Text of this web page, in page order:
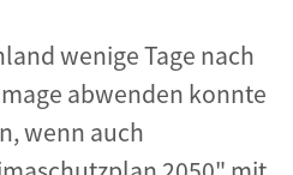
wenige Tage nach
abwenden konnte
wenn auch